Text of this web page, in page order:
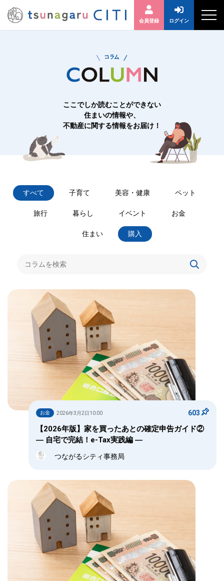
会員登録 ログイン
ここでしか読むことができない
住まいの情報や、
不動産に関する情報をお届け！
すべて 子育て 美容・健康 ペット
旅行 暮らし イベント お金
住まい 購入
お金 2026年3月2日10:00 603
【2026年版】家を買ったあとの確定申告ガイド②
― 自宅で完結！e-Tax実践編 ―
つながるシティ事務局